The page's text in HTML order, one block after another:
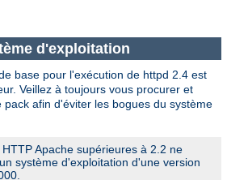
d'exploitation
base pour l'exécution de httpd 2.4 est
Veillez à toujours vous procurer et
pack afin d'éviter les bogues du système
Apache supérieures à 2.2 ne
système d'exploitation d'une version